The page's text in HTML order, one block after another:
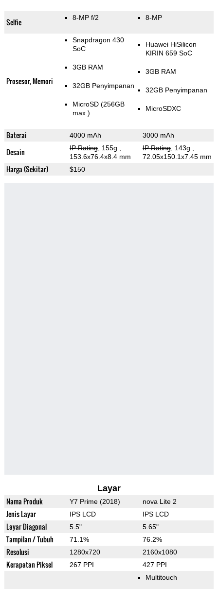
Selfie 8-MP f/2 8-MP
Prosesor, Memori
Snapdragon 430
SoC
3GB RAM
32GB Penyimpanan
MicroSD (256GB
max.)
Huawei HiSilicon
KIRIN 659 SoC
3GB RAM
32GB Penyimpanan
MicroSDXC
Baterai 4000 mAh 3000 mAh
Desain IP Rating, 155g
153.6x76.4x8.4 mm
IP Rating, 143g
72.05x150.1x7.45 mm
Harga (Sekitar) $150
Layar
Nama Produk Y7 Prime (2018) nova Lite 2
Jenis Layar IPS LCD IPS LCD
Layar Diagonal 5.5" 5.65"
Tampilan / Tubuh 71.1% 76.2%
Resolusi 1280x720 2160x1080
Kerapatan Piksel 267 PPI 427 PPI
Multitouch